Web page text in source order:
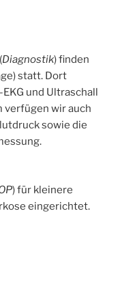
Diagnostik) finden
statt. Dort
und Ultraschall
verfügen wir auch
sowie die
) für kleinere
eingerichtet.